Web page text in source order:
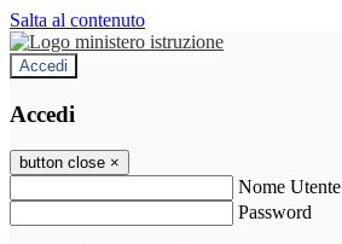
Salta al contenuto
Accedi
Accedi
button close ×
Nome Utente
Password